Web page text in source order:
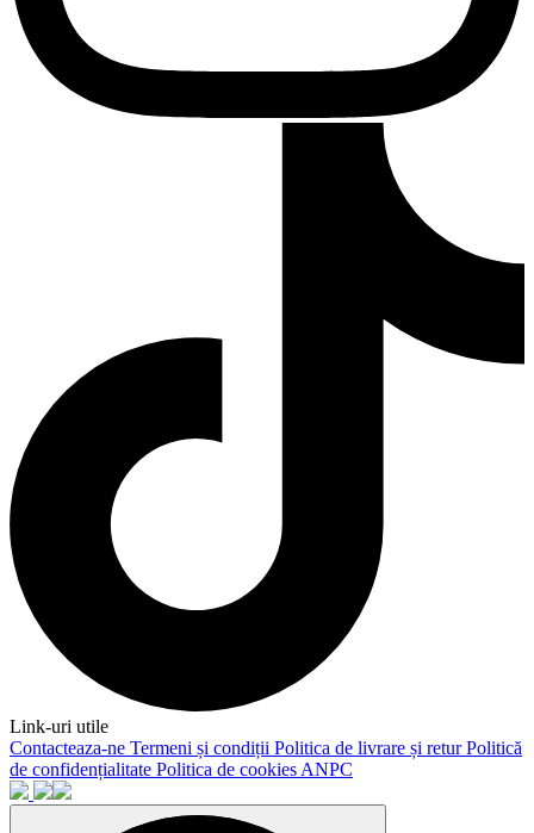
Link-uri utile
Contacteaza-ne Termeni și condiții Politica de livrare și returPolitică
de confidențialitate Politica de cookies ANPC